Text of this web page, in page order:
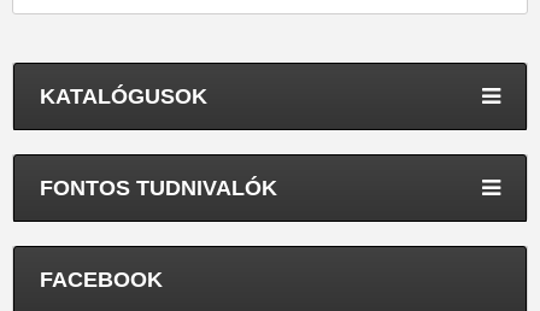
KATALÓGUSOK
FONTOS TUDNIVALÓK
FACEBOOK